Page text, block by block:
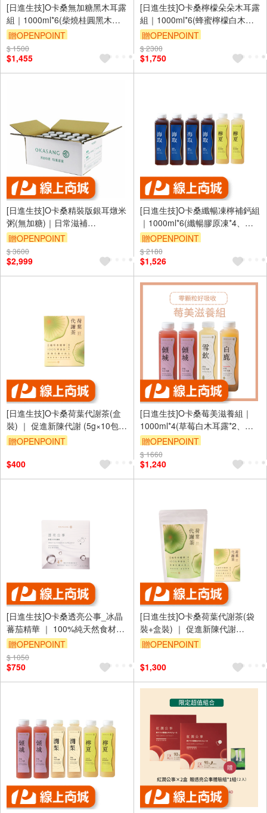
[日進生技]O卡桑無加糖黑木耳露
組｜1000ml*6(柴燒桂圓黑木耳
露(無加糖)*3、紅棗黑木耳露(無
加糖)*3)
贈OPENPOINT
訂單滿 2000 元折抵 100元
（運費不算在 2000 元的範圍
內）
$ 1500
$1,455
[日進生技]O卡桑檸檬朵朵木耳露
組｜1000ml*6(蜂蜜檸檬白木耳
露*3、紅棗白木耳露(銀耳朵
朵)*3)
贈OPENPOINT
訂單滿 2000 元折抵 100元
（運費不算在 2000 元的範圍
內）
$ 2300
$1,750
[日進生技]O卡桑精裝版銀耳燉米
粥(無加糖)｜日常滋補
(195ml×24瓶/箱)
贈OPENPOINT
訂單滿 2000 元折抵 100元
（運費不算在 2000 元的範圍
內）
$ 3600
$2,999
[日進生技]O卡桑纖暢凍檸補鈣組
｜1000ml*6(纖暢膠原凍*4、蜂
蜜檸檬白木耳露*2)
贈OPENPOINT
訂單滿 2000 元折抵 100元
（運費不算在 2000 元的範圍
內）
$ 2180
$1,526
[日進生技]O卡桑荷葉代謝茶(盒
裝) ｜ 促進新陳代謝 (5g×10包/
盒)
贈OPENPOINT
（運費不算在 2000 元的範圍
內）
$400
[日進生技]O卡桑莓美滋養組｜
1000ml*4(草莓白木耳露*2、紅
棗白木耳露(無加糖)*1、原味白
木耳(無加糖)*1)
贈OPENPOINT
訂單滿 2000 元折抵 100元
（運費不算在 2000 元的範圍
內）
$ 1660
$1,240
[日進生技]O卡桑透亮公事_冰晶
蕃茄精華 ｜ 100%純天然食材
(15ml/15包)
贈OPENPOINT
訂單滿 2000 元折抵 100元
（運費不算在 2000 元的範圍
內）
$ 1050
$750
[日進生技]O卡桑荷葉代謝茶(袋
裝+盒裝) ｜ 促進新陳代謝
(5g×30包/袋)+ (5g×10包/盒)
贈OPENPOINT
（運費不算在 2000 元的範圍
內）
單品享9折
$1,300